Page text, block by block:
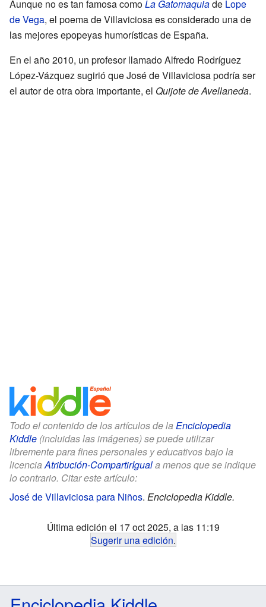
Aunque no es tan famosa comoLa Gatomaquiade Lope
de Vega, el poema de Villaviciosa es considerado una de
las mejores epopeyas humorísticas de España.
En el año 2010, un profesor llamado Alfredo Rodríguez
López-Vázquez sugirió que José de Villaviciosa podría ser
el autor de otra obra importante, el Quijote de Avellaneda.
Todo el contenido de los artículos de la Enciclopedia
Kiddle (incluidas las imágenes) se puede utilizar
libremente para fines personales y educativos bajo la
licenciaAtribución-CompartirIguala menos que se indique
lo contrario. Citar este artículo:
José de Villaviciosa para Niños. Enciclopedia Kiddle.
Última edición el 17 oct 2025, a las 11:19
Sugerir una edición.